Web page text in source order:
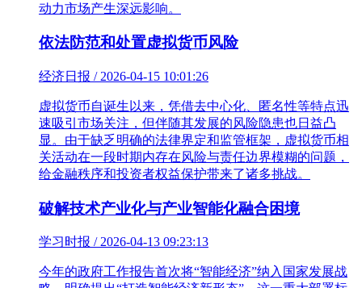
动力市场产生深远影响。
依法防范和处置虚拟货币风险
经济日报 / 2026-04-15 10:01:26
虚拟货币自诞生以来，凭借去中心化、匿名性等特点迅
速吸引市场关注，但伴随其发展的风险隐患也日益凸
显。由于缺乏明确的法律界定和监管框架，虚拟货币相
关活动在一段时期内存在风险与责任边界模糊的问题，
给金融秩序和投资者权益保护带来了诸多挑战。
破解技术产业化与产业智能化融合困境
学习时报 / 2026-04-13 09:23:13
今年的政府工作报告首次将“智能经济”纳入国家发展战